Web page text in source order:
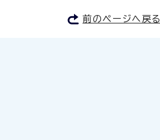
前のページへ戻る